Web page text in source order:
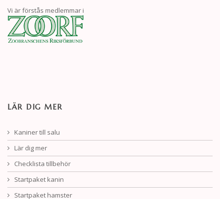
Vi är förstås medlemmar i
LÄR DIG MER
Kaniner till salu
Lär dig mer
Checklista tillbehör
Startpaket kanin
Startpaket hamster